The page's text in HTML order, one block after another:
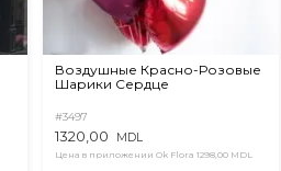
Воздушные Красно-Розовые
Шарики Сердце
#3497
1320,00 MDL
Цена в приложении Ok Flora 1298,00 MDL